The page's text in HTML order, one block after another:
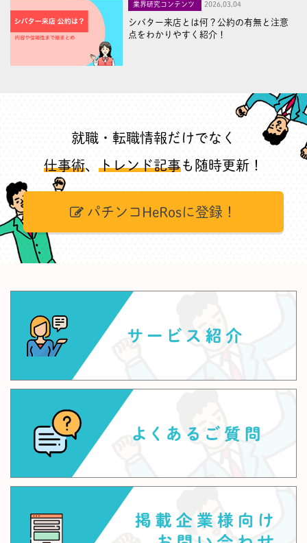
業界研究コンテンツ 2026,03,04
シバター来店とは何？公約の有無と注意
点をわかりやすく紹介！
就職・転職情報だけでなく
仕事術、 トレンド記事も随時更新！
パチンコHeRosに登録！